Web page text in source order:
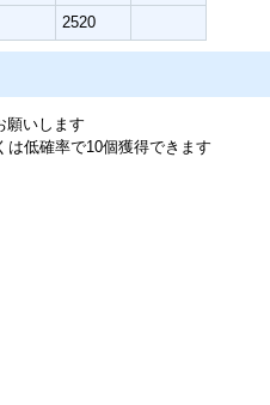
2520
願いします
低確率で10個獲得できます